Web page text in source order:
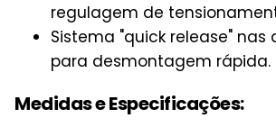
regulagem de
Sistema "quick release" nas
para desmontagem rápida.
Medidas e Especificações: